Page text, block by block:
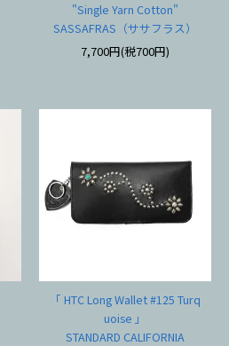
"Single Yarn Cotton"
SASSAFRAS（ササフラス）
7,700円(税700円)
「 HTC Long Wallet #125 Turq
uoise 」
STANDARD CALIFORNIA